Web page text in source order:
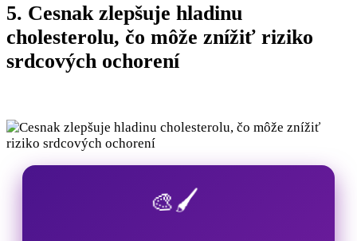
5. Cesnak zlepšuje hladinu
cholesterolu, čo môže znížiť riziko
srdcových ochorení
🎨🖌️